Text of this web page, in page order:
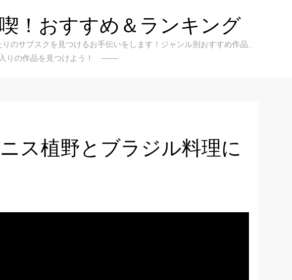
！おすすめ＆ランキング
サブスクを見つけるお手伝いをします！ジャンル別おすすめ作品、
りの作品を見つけよう！
ス植野とブラジル料理に